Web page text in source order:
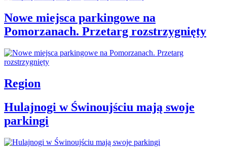
Nowe miejsca parkingowe na
Pomorzanach. Przetarg rozstrzygnięty
Region
Hulajnogi w Świnoujściu mają swoje
parkingi